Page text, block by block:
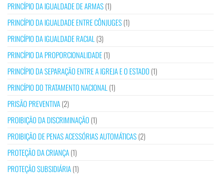
PRINCÍPIO DA IGUALDADE DE ARMAS(1)
PRINCÍPIO DA IGUALDADE ENTRE CÔNJUGES(1)
PRINCÍPIO DA IGUALDADE RACIAL (3)
PRINCÍPIO DA PROPORCIONALIDADE(1)
PRINCÍPIO DA SEPARAÇÃO ENTRE A IGREJA E O ESTADO (1)
PRINCÍPIO DO TRATAMENTO NACIONAL (1)
PRISÃO PREVENTIVA(2)
PROIBIÇÃO DA DISCRIMINAÇÃO (1)
PROIBIÇÃO DE PENAS ACESSÓRIAS AUTOMÁTICAS(2)
PROTEÇÃO DA CRIANÇA(1)
PROTEÇÃO SUBSIDIÁRIA(1)